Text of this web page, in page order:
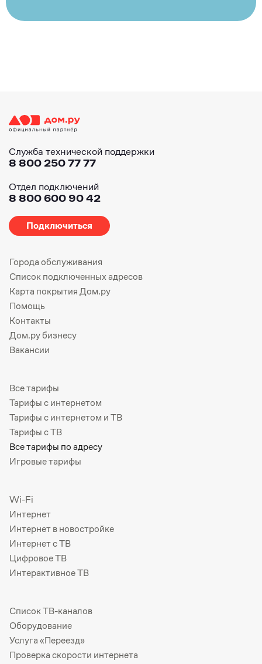
Служба технической поддержки
8 800 250 77 77
Отдел подключений
8 800 600 90 42
Подключиться
Города обслуживания
Список подключенных адресов
Карта покрытия Дом.ру
Помощь
Контакты
Дом.ру бизнесу
Вакансии
Все тарифы
Тарифы с интернетом
Тарифы с интернетом и ТВ
Тарифы с ТВ
Все тарифы по адресу
Игровые тарифы
Wi-Fi
Интернет
Интернет в новостройке
Интернет с ТВ
Цифровое ТВ
Интерактивное ТВ
Список ТВ-каналов
Оборудование
Услуга «Переезд»
Проверка скорости интернета